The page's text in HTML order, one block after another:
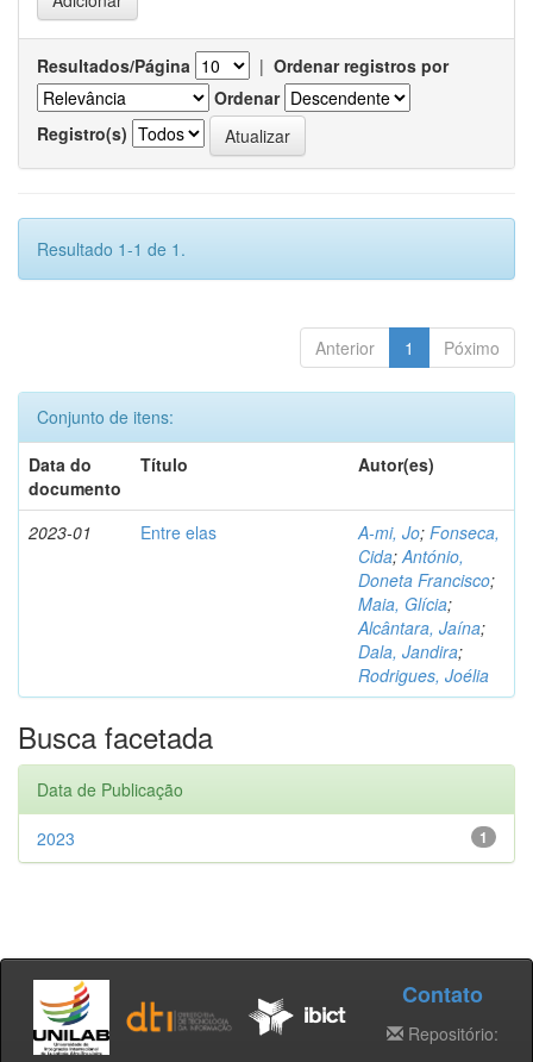
Resultados/Página | Ordenar registros por
Ordenar
Registro(s)
Resultado 1-1 de 1.
Anterior 1 Póximo
Conjunto de itens:
Data do
documento
Título Autor(es)
2023-01 Entre elas A-mi, Jo; Fonseca,
Cida;António,
Doneta Francisco;
Maia, Glícia;
Alcântara, Jaína;
Dala, Jandira;
Rodrigues, Joélia
Busca facetada
Data de Publicação
1
2023
Contato
Repositório: